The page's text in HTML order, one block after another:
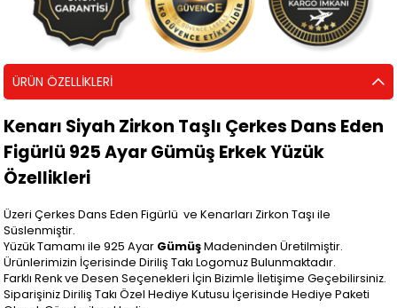
ÜRÜN ÖZELLIKLERI
Kenarı Siyah Zirkon Taşlı Çerkes Dans Eden
Figürlü 925 Ayar Gümüş Erkek Yüzük
Özellikleri
Üzeri Çerkes Dans Eden Figürlü ve Kenarları Zirkon Taşı ile
Süslenmiştir.
Yüzük Tamamı ile 925 Ayar GümüşMadeninden Üretilmiştir.
Ürünlerimizin İçerisinde Diriliş Takı Logomuz Bulunmaktadır.
Farklı Renk ve Desen Seçenekleri İçin Bizimle İletişime Geçebilirsiniz.
Siparişiniz Diriliş Takı Özel Hediye Kutusu İçerisinde Hediye Paketi